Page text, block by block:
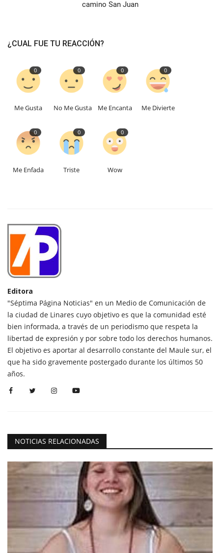
camino San Juan
¿CUAL FUE TU REACCIÓN?
0
Me Gusta
0
No Me Gusta
0
Me Encanta
0
Me Divierte
0
Me Enfada
0
Triste
0
Wow
Editora
"Séptima Página Noticias" en un Medio de Comunicación de
la ciudad de Linares cuyo objetivo es que la comunidad esté
bien informada, a través de un periodismo que respeta la
libertad de expresión y por sobre todo los derechos humanos.
El objetivo es aportar al desarrollo constante del Maule sur, el
que ha sido gravemente postergado durante los últimos 50
años.
NOTICIAS RELACIONADAS